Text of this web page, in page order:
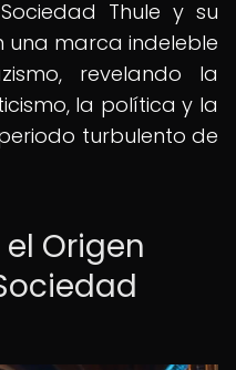
Thule y su
marca indeleble
revelando la
la política y la
turbulento de
Origen